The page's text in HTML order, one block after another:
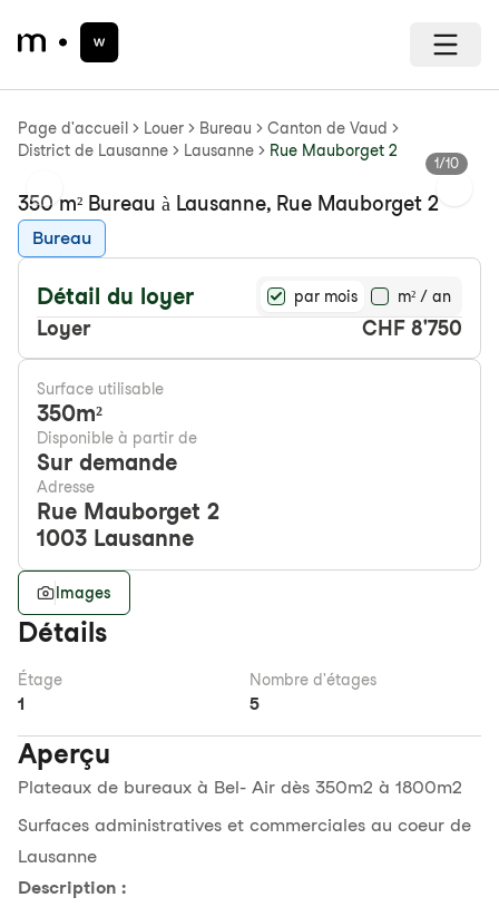
Page d'accueil Louer Bureau
Canton de Vaud
District de Lausanne
Lausanne Rue Mauborget 2
Previous slide
1/10
350 m² Bureau à Lausanne, Rue Mauborget 2
Bureau
Détail du loyer par mois m² / an
Loyer CHF 8'750
Surface utilisable
350m²
Disponible à partir de
Sur demande
Adresse
Rue Mauborget 2
1003 Lausanne
Images
Détails
Étage
1
Nombre d'étages
5
Aperçu
Plateaux de bureaux à Bel- Air dès 350m2 à 1800m2
Surfaces administratives et commerciales au coeur de
Lausanne
Description :